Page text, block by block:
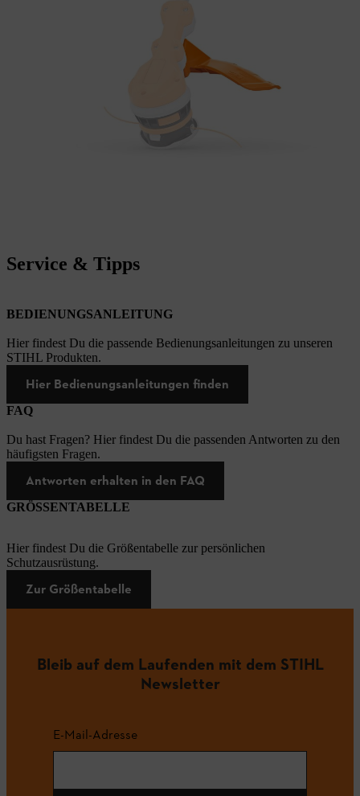
Service & Tipps
BEDIENUNGSANLEITUNG
Hier findest Du die passende Bedienungsanleitungen zu unseren
STIHL Produkten.
Hier Bedienungsanleitungen finden
FAQ
Du hast Fragen? Hier findest Du die passenden Antworten zu den
häufigsten Fragen.
Antworten erhalten in den FAQ
GRÖSSENTABELLE
Hier findest Du die Größentabelle zur persönlichen
Schutzausrüstung.
Zur Größentabelle
Bleib auf dem Laufenden mit dem STIHL
Newsletter
E-Mail-Adresse